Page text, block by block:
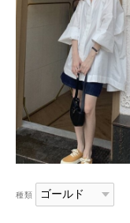
種類